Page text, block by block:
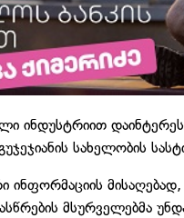
ინდუსტრიით
სახელობის
ინფორმაციის
მსურველებმა